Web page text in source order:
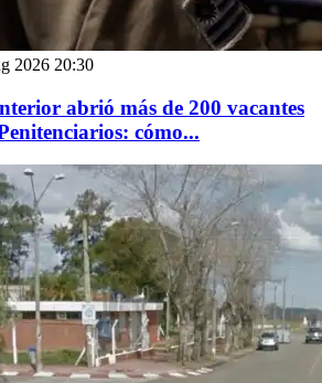
2026 20:30
abrió más de 200 vacantes
cómo...